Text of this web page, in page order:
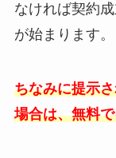
なければ契約
が始まります。
ちなみに提示
場合は、無料